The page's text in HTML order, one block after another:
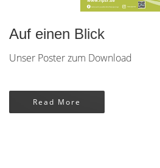
Auf einen Blick
Unser Poster zum Download
Read More